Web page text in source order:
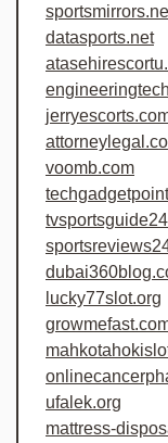
datasports.net
attorneylegal.co
voomb.com
lucky77slot.org
ufalek.org
mattress-